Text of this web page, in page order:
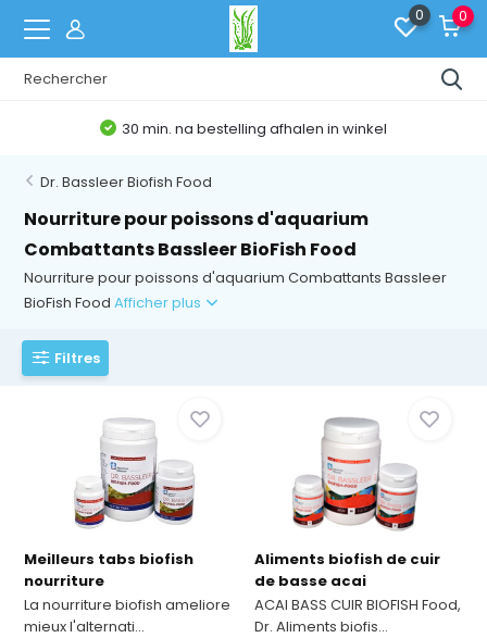
0 0
30 min. na bestelling afhalen in winkel
Dr. Bassleer Biofish Food
Nourriture pour poissons d'aquarium
Combattants Bassleer BioFish Food
Nourriture pour poissons d'aquarium Combattants Bassleer
BioFish FoodAfficher plus
Filtres
Meilleurs tabs biofish
nourriture
La nourriture biofish ameliore
mieux l'alternati...
Aliments biofish de cuir
de basse acai
ACAI BASS CUIR BIOFISH Food,
Dr. Aliments biofis...